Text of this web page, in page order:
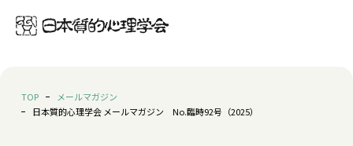
TOP
メールマガジン
日本質的心理学会 メールマガジン No.臨時92号（2025）